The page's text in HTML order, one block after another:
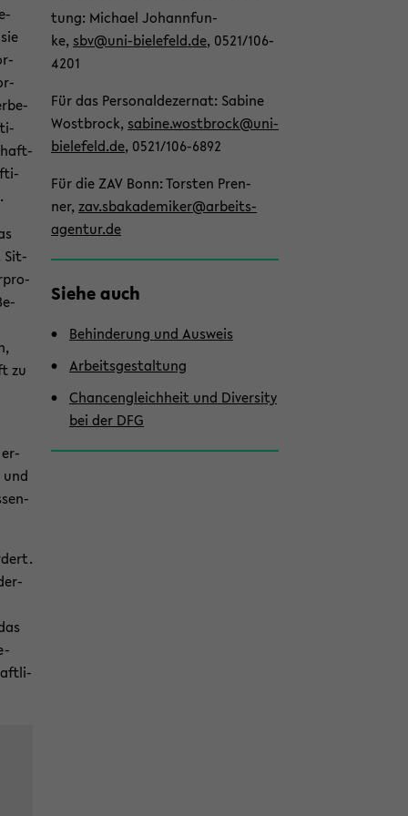
der
Sek­
ti­
wech­
seln
tung: Mi­cha­el Jo­hannfun­
ke, sbv@uni-​bielefeld.de, 0521/106-​
4201
Für das Per­so­nal­de­zer­nat: Sa­bi­ne
Wost­brock, sa­bi­ne.wost­brock@uni-​
bielefeld.de, 0521/106-​6892
Für die ZAV Bonn: Tors­ten Pren­
ner,zav.sbak­a­de­mi­ker@ar­beits­
agen­tur.de
Siehe auch
Be­hin­de­rung und Aus­weis
Ar­beits­ge­stal­tung
Chan­cen­gleich­heit und Di­ver­si­ty
bei der DFG
Sit­
zu
er­